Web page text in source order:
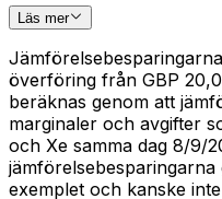
Läs mer
överföring från GBP
beräknas genom att
marginaler och avgifter
och Xe samma dag 8/9/
exemplet och kanske